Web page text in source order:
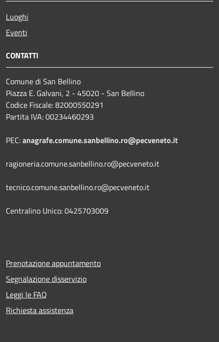
Luoghi
Eventi
CONTATTI
Comune di San Bellino
Piazza E. Galvani, 2 - 45020 - San Bellino
Codice Fiscale: 82000550291
Partita IVA: 00234460293
PEC:anagrafe.comune.sanbellino.ro@pecveneto.it
ragioneria.comune.sanbellino.ro@pecveneto.it
tecnico.comune.sanbellino.ro@pecveneto.it
Centralino Unico: 0425703009
Prenotazione appuntamento
Segnalazione disservizio
Leggi le FAQ
Richiesta assistenza